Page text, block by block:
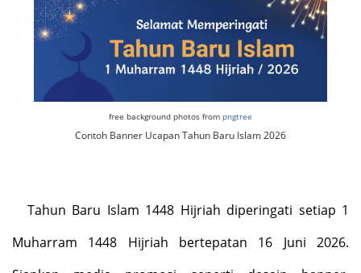
free background photos from pngtree
Contoh Banner Ucapan Tahun Baru Islam 2026
Tahun Baru Islam 1448 Hijriah diperingati setiap 1
Muharram 1448 Hijriah bertepatan 16 Juni 2026.